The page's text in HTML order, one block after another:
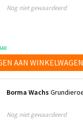
Nog niet gewaardeerd
AAN WINKELWAGEN
Borma Wachs
Nog niet gewaardeerd